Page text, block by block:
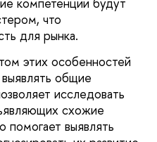
что
для рынка.
этих особенностей
выявлять общие
исследовать
схожие
помогает выявлять